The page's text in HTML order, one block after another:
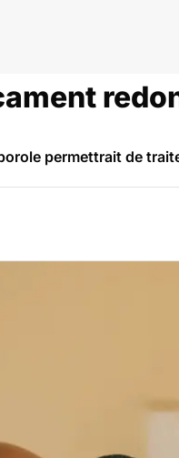
permettrait de